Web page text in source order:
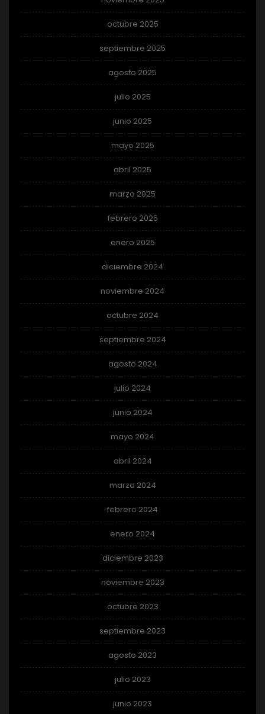
octubre 2025
septiembre 2025
agosto 2025
julio 2025
junio 2025
mayo 2025
abril 2025
marzo 2025
febrero 2025
enero 2025
diciembre 2024
noviembre 2024
octubre 2024
septiembre 2024
agosto 2024
julio 2024
junio 2024
mayo 2024
abril 2024
marzo 2024
febrero 2024
enero 2024
diciembre 2023
noviembre 2023
octubre 2023
septiembre 2023
agosto 2023
julio 2023
junio 2023